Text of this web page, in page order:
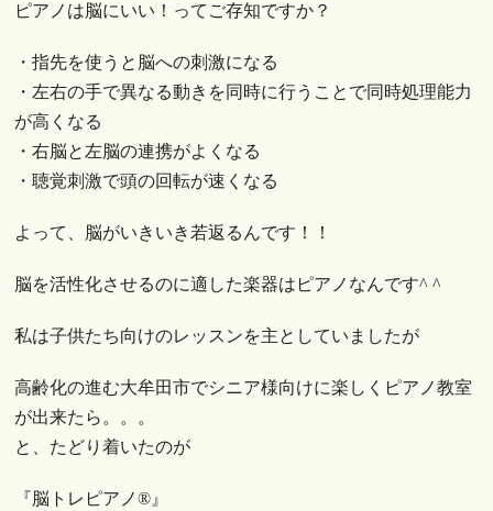
ピアノは脳にいい！ってご存知ですか？
・指先を使うと脳への刺激になる
・左右の手で異なる動きを同時に行うことで同時処理能力
が高くなる
・右脳と左脳の連携がよくなる
・聴覚刺激で頭の回転が速くなる
よって、脳がいきいき若返るんです！！
脳を活性化させるのに適した楽器はピアノなんです^ ^
私は子供たち向けのレッスンを主としていましたが
高齢化の進む大牟田市でシニア様向けに楽しくピアノ教室
が出来たら。。。
と、たどり着いたのが
『脳トレピアノ®︎』